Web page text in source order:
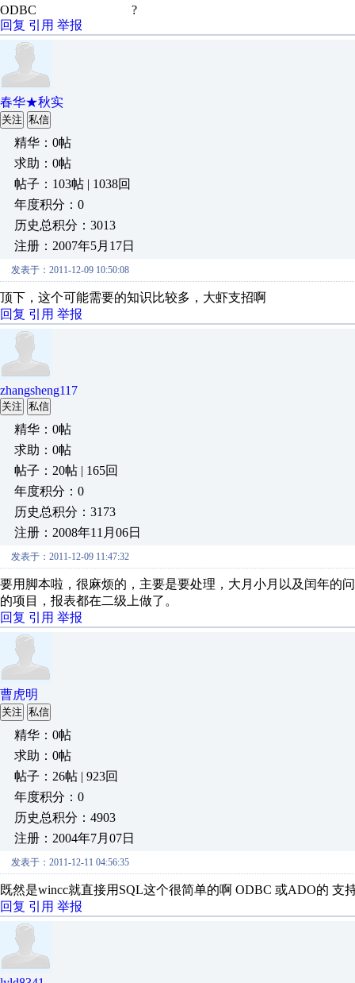
ODBC ?
回复 引用 举报
春华★秋实
关注 私信
精华：0帖
求助：0帖
帖子：103帖 | 1038回
年度积分：0
历史总积分：3013
注册：2007年5月17日
发表于：2011-12-09 10:50:08
顶下，这个可能需要的知识比较多，大虾支招啊
回复 引用 举报
zhangsheng117
关注 私信
精华：0帖
求助：0帖
帖子：20帖 | 165回
年度积分：0
历史总积分：3173
注册：2008年11月06日
发表于：2011-12-09 11:47:32
要用脚本啦，很麻烦的，主要是要处理，大月小月以及闰年的
的项目，报表都在二级上做了。
回复 引用 举报
曹虎明
关注 私信
精华：0帖
求助：0帖
帖子：26帖 | 923回
年度积分：0
历史总积分：4903
注册：2004年7月07日
发表于：2011-12-11 04:56:35
既然是wincc就直接用SQL这个很简单的啊 ODBC 或ADO的 支
回复 引用 举报